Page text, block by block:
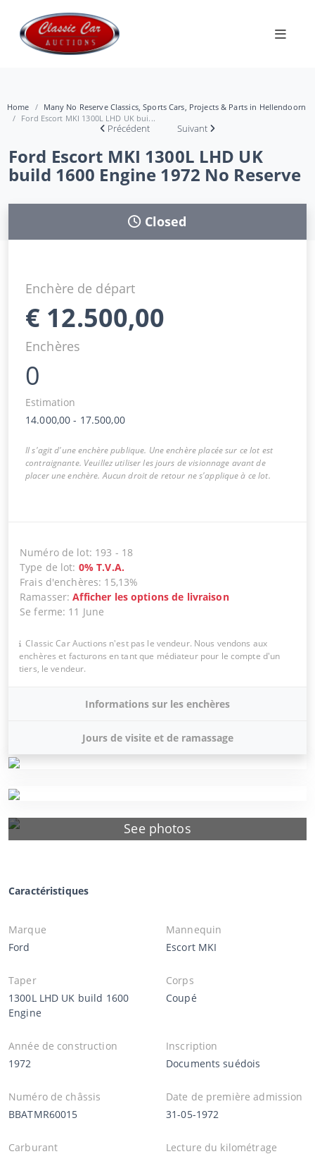
Home
Many No Reserve Classics, Sports Cars, Projects & Parts in Hellendoorn
Ford Escort MKI 1300L LHD UK bui...
Précédent Suivant
Ford Escort MKI 1300L LHD UK
build 1600 Engine 1972 No Reserve
See photos
Closed
Enchère de départ
€ 12.500,00
Enchères
0
Estimation
14.000,00 - 17.500,00
Il s'agit d'une enchère publique. Une enchère placée sur ce lot est
contraignante. Veuillez utiliser les jours de visionnage avant de
placer une enchère. Aucun droit de retour ne s'applique à ce lot.
Numéro de lot: 193 - 18
Type de lot: 0% T.V.A.
Frais d'enchères: 15,13%
Ramasser:Afficher les options de livraison
Se ferme: 11 June
Classic Car Auctions n'est pas le vendeur. Nous vendons aux
enchères et facturons en tant que médiateur pour le compte d'un
tiers, le vendeur.
Informations sur les enchères
Jours de visite et de ramassage
Caractéristiques
Marque
Ford
Mannequin
Escort MKI
Taper
1300L LHD UK build 1600
Engine
Corps
Coupé
Année de construction
1972
Inscription
Documents suédois
Numéro de châssis
BBATMR60015
Date de première admission
31-05-1972
Carburant
Lecture du kilométrage